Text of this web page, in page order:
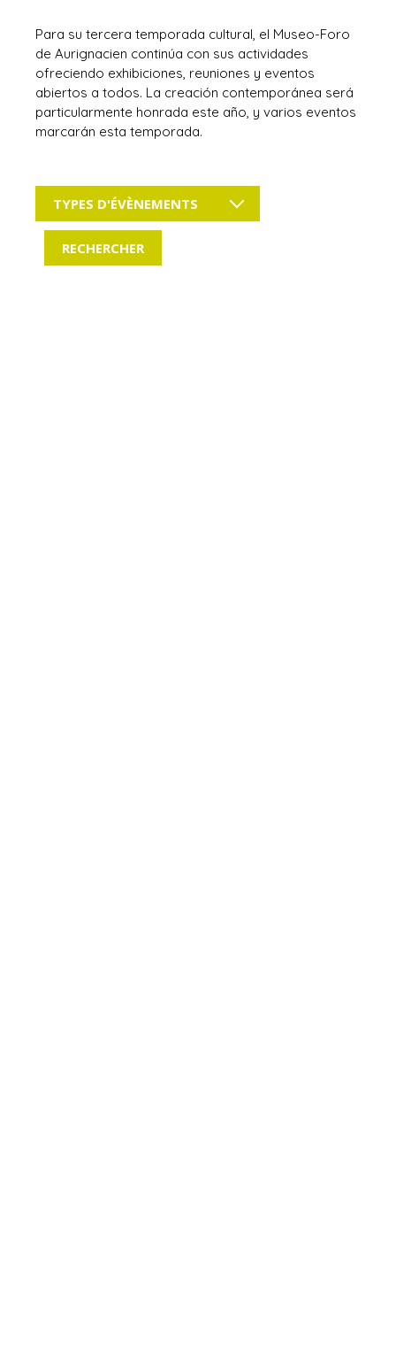
Para su tercera temporada cultural, el Museo-Foro
de Aurignacien continúa con sus actividades
ofreciendo exhibiciones, reuniones y eventos
abiertos a todos. La creación contemporánea será
particularmente honrada este año, y varios eventos
marcarán esta temporada.
TYPES D'ÉVÈNEMENTS